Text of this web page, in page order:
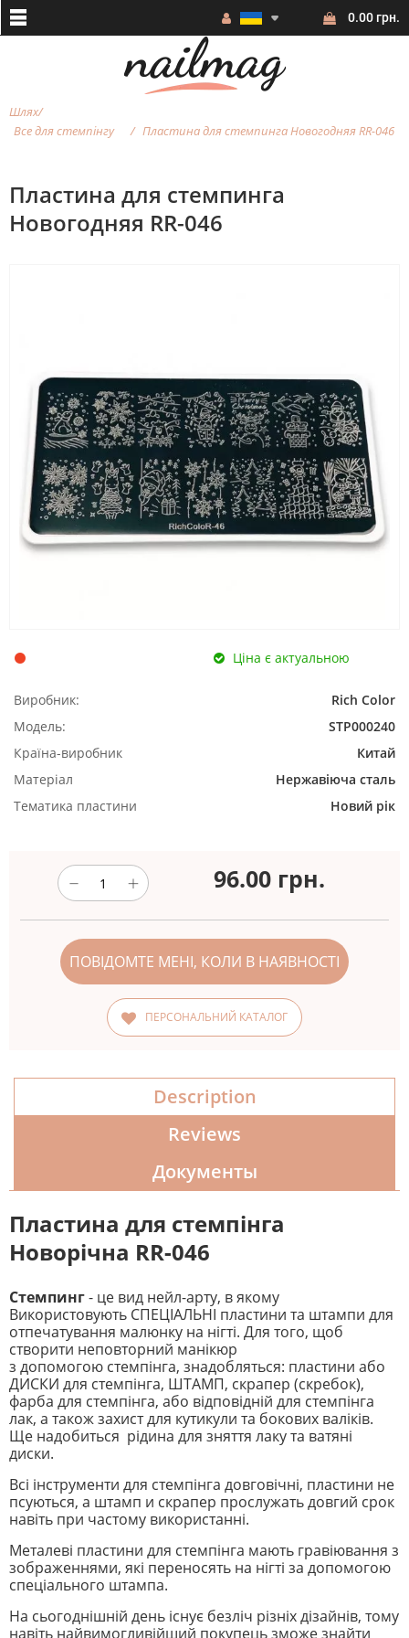
0.00 грн.
Шлях
Все для стемпінгу
Пластина для стемпинга Новогодняя RR-046
Пластина для стемпинга
Новогодняя RR-046
Ціна є актуальною
Виробник:
Rich Color
Модель:
STP000240
Країна-виробник
Китай
Матеріал
Нержавіюча сталь
Тематика пластини
Новий рік
96.00 грн.
ПОВІДОМТЕ МЕНІ, КОЛИ В НАЯВНОСТІ
ПЕРСОНАЛЬНИЙ КАТАЛОГ
Description
Reviews
Документы
Пластина для стемпінга
Новорічна RR-046
Стемпинг- це вид нейл-арту, в якому
Використовують СПЕЦІАЛЬНІ пластини та штампи для
отпечатування малюнку на нігті. Для того, щоб
створити неповторний манікюр
з допомогою стемпінга, знадобляться: пластини або
ДИСКИ для стемпінга, ШТАМП, скрапер (скребок),
фарба для стемпінга, або відповідній для стемпінга
лак, а також захист для кутикули та бокових валіків.
Ще надобиться рідина для зняття лаку та ватяні
диски.
Всі інструменти для стемпінга довговічні, пластини не
псуються, а штамп и скрапер прослужать довгий срок
навіть при частому використанні.
Металеві пластини для стемпінга мають гравіювання з
зображеннями, які переносять на нігті за допомогою
спеціального штампа.
На сьогоднішній день існує безліч різніх дізайнів, тому
навіть найвимогливійший покупець зможе знайти